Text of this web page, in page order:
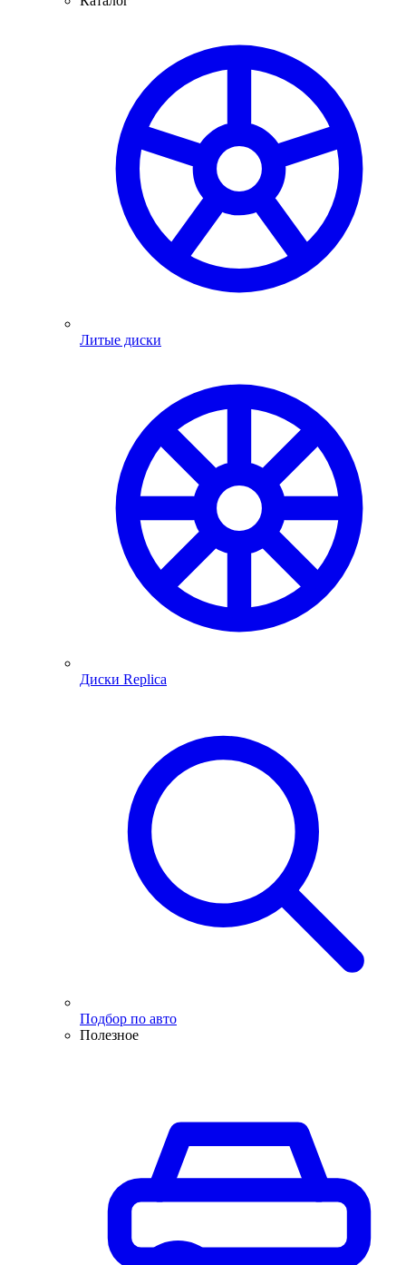
Литые диски
Диски Replica
Подбор по авто
Полезное